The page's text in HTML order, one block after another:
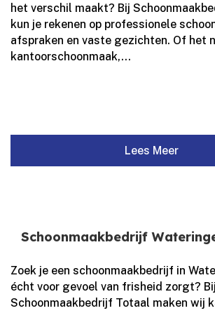
het verschil maakt? Bij
kun je rekenen op professionele
afspraken en vaste gezichten.​ Of het
kantoorschoonmaak,...
Lees Meer
Schoonmaakbedrijf
Zoek je een schoonmaakbedrijf in
écht voor gevoel van frisheid zorgt? Bij
Schoonmaakbedrijf Totaal maken wij